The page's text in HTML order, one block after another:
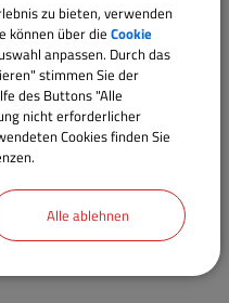
gesundheit-
zu bieten, verwenden
können über die Cookie
anpassen. Durch das
stimmen Sie der
des Buttons "Alle
nicht erforderlicher
Cookies finden Sie
Alle ablehnen